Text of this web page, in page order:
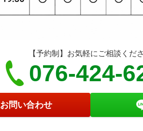
【予約制】お気軽にご相談くだ
076-424-
お問い合わせ